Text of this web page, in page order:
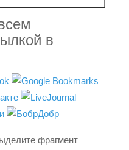
в
фрагмент